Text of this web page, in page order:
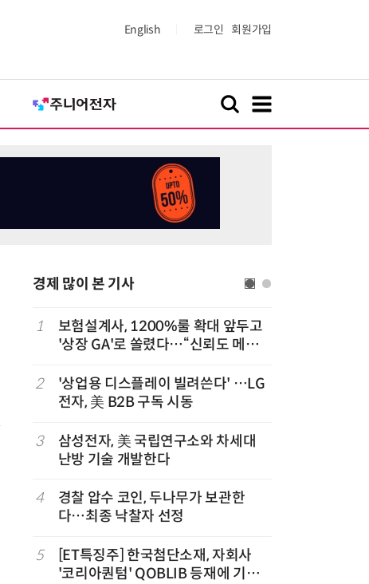
English 로그인 회원가입
경제 많이 본 기사
1
보험설계사, 1200%룰 확대 앞두고
'상장 GA'로 쏠렸다…“신뢰도 메리
2
'상업용 디스플레이 빌려쓴다' …LG
전자, 美 B2B 구독 시동
3
삼성전자, 美 국립연구소와 차세대
난방 기술 개발한다
4
경찰 압수 코인, 두나무가 보관한
다…최종 낙찰자 선정
5
[ET특징주] 한국첨단소재, 자회사
'코리아퀀텀' QOBLIB 등재에 기대